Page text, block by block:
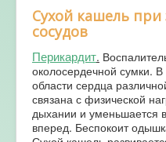
Сухой кашель при
сосудов
Перикардит.
околосердечной сумки.
области сердца
связана с физической
дыхании и уменьшается
вперед. Беспокоит